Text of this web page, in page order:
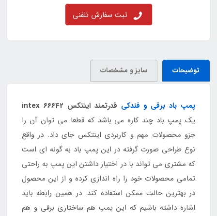
ثبت سفارش تلفنی
توضیحات سایز و مشخصات
پمپ باد برقی و فندکی قدرتمند اینتکس intex 66642
یک پمپ باد چند کاره می باشد که قطعا می توان آن را
جزو محصولات مهم و کاربردی اینتکس جای داد. در واقع
نوع طراحی صورت گرفته در این پمپ باد به گونه ای است
که مشتری می تواند با در اختیار داشتن این پمپ به راحتی
تمامی محصولات خود را راه اندازی کرده و از این محصول
در بهترین حالت ممکن استفاده کند. در همین رابطه باید
اشاره داشته باشیم که این پمپ هم ساختاری برقی و هم